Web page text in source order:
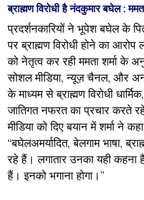
ब्राह्मण विरोधी है नंदकुमार बघेल :
प्रदर्शनकारियों ने भूपेश बघेल के
पर ब्राह्मण विरोधी होने का आरोप
को नेतृत्व कर रही ममता शर्मा के
सोशल मीडिया, न्यूज़ चैनल, और
के माध्यम से ब्राह्मण विरोधी
जातिगत नफरत का प्रचार करते
मीडिया को दिए बयान में शर्मा ने
“बघेलअमर्यादित, बेलगाम भाषा,
रहे हैं। लगातार उनका यही कहना
हैं। इनको भगाना होगा।”